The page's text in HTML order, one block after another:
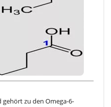
gehört zu den Omega-6-